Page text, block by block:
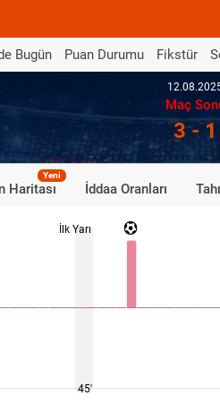
Bugün Puan Durumu Fikstür
Maç
3 - 1
Haritası
Yeni
İddaa Oranları
İlk Yarı
45'